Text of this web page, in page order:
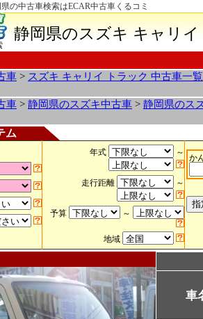
の中古車検索はECAR中古車くるコミ
静岡県のスズキ キャリ
車 > スズキ キャリイ トラック 中古車一覧
車 > 静岡県のスズキ中古車 > 静岡県のス
ム
年式 ～
走行距離 ～
予算 ～
地域
か
車